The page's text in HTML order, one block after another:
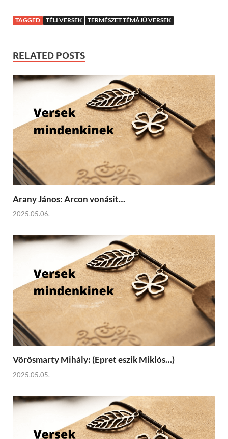
TAGGED TÉLI VERSEK TERMÉSZET TÉMÁJÚ VERSEK
RELATED POSTS
Arany János: Arcon vonásit…
2025.05.06.
Vörösmarty Mihály: (Epret eszik Miklós…)
2025.05.05.